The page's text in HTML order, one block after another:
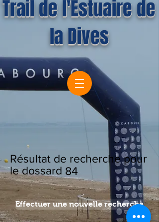
Trail de l'Estuaire de
la Dives
Résultat de recherche pour
le dossard 84
Effectuer une nouvelle recherche